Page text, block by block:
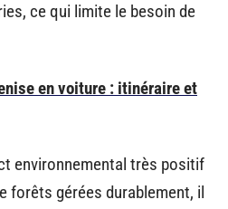
ce qui limite le besoin de
en voiture : itinéraire et
environnemental très positif
forêts gérées durablement, il